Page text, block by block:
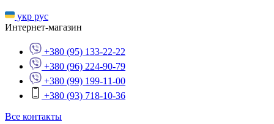
укр рус
Интернет-магазин
+380 (95) 133-22-22
+380 (96) 224-90-79
+380 (99) 199-11-00
+380 (93) 718-10-36
Все контакты